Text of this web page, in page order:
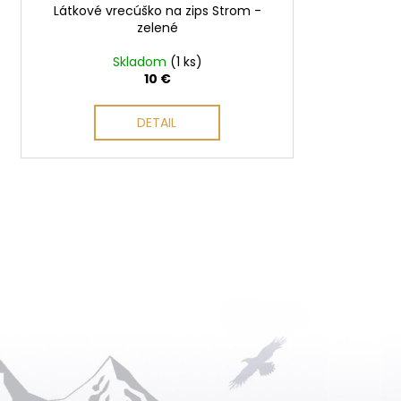
Látkové vrecúško na zips Strom -
zelené
Skladom (1 ks)
10 €
DETAIL